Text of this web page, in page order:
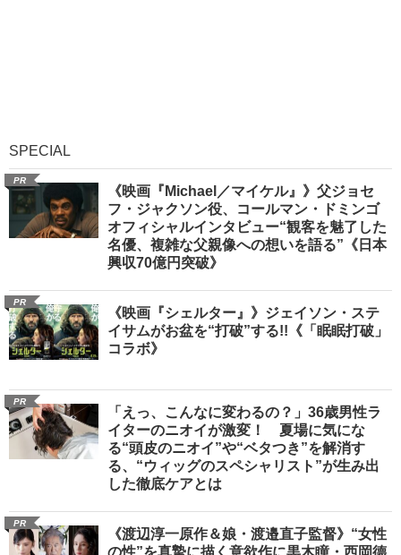
SPECIAL
PR
《映画『Michael／マイケル』》父ジョセ
フ・ジャクソン役、コールマン・ドミンゴ
オフィシャルインタビュー“観客を魅了した
名優、複雑な父親像への想いを語る”《日本
興収70億円突破》
PR
《映画『シェルター』》ジェイソン・ステ
イサムがお盆を“打破”する!!《「眠眠打破」
コラボ》
PR
「えっ、こんなに変わるの？」36歳男性ラ
イターのニオイが激変！ 夏場に気にな
る“頭皮のニオイ”や“ベタつき”を解消す
る、“ウィッグのスペシャリスト”が生み出
した徹底ケアとは
PR
《渡辺淳一原作＆娘・渡邉直子監督》“女性
の性”を真摯に描く意欲作に黒木瞳・西岡德